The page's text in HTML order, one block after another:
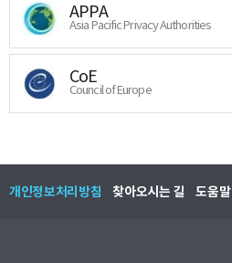
APPA
Asia Pacific Privacy Authorities
CoE
Council of Europe
개인정보처리방침 찾아오시는 길 도움말